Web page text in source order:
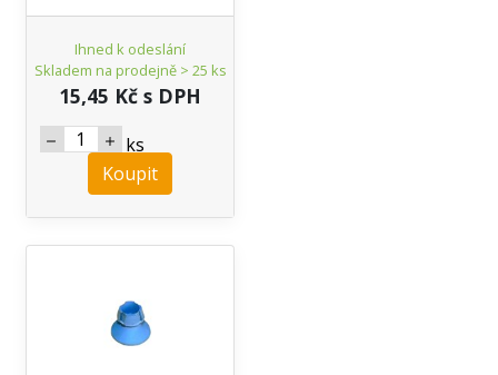
Ihned k odeslání
Skladem na prodejně > 25 ks
15,45 Kč s DPH
ks
Koupit